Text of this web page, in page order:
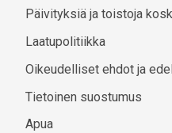
Päivityksiä ja toistoja
Laatupolitiikka
Oikeudelliset ehdot ja
Tietoinen suostumus
Apua